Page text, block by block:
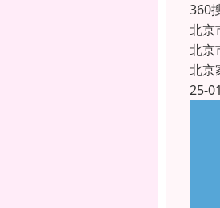
360
北京
北京
北京
25-